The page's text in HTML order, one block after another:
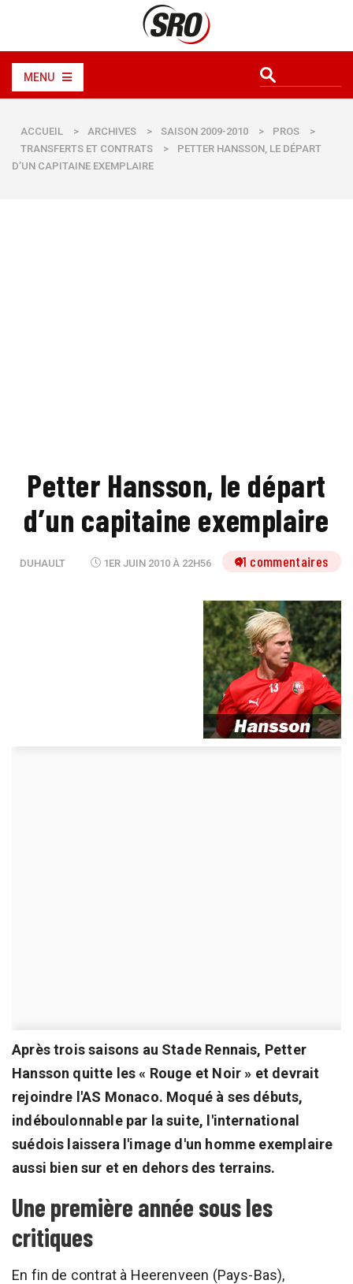
MENU
ACCUEIL > ARCHIVES > SAISON 2009-2010 > PROS
>
TRANSFERTS ET CONTRATS
>
PETTER HANSSON, LE DÉPART
D’UN CAPITAINE EXEMPLAIRE
Petter Hansson, le départ
d’un capitaine exemplaire
DUHAULT 1ER JUIN 2010 À 22H56 11 commentaires
Après trois saisons au Stade Rennais, Petter
Hansson quitte les « Rouge et Noir » et devrait
rejoindre l'AS Monaco. Moqué à ses débuts,
indéboulonnable par la suite, l'international
suédois laissera l'image d'un homme exemplaire
aussi bien sur et en dehors des terrains.
Une première année sous les
critiques
En fin de contrat à Heerenveen (Pays-Bas),